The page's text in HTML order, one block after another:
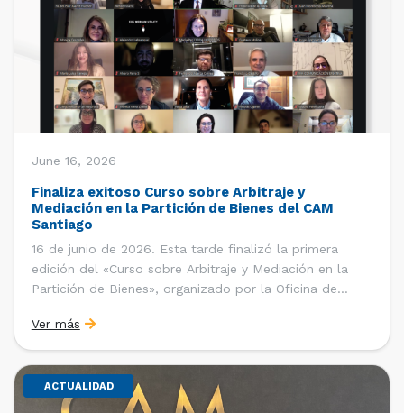
June 16, 2026
Finaliza exitoso Curso sobre Arbitraje y
Mediación en la Partición de Bienes del CAM
Santiago
16 de junio de 2026. Esta tarde finalizó la primera
edición del «Curso sobre Arbitraje y Mediación en la
Partición de Bienes», organizado por la Oficina de
Arbitraje y Mediación (CAM) de la Cámara de Comercio
de Santiago (CCS). El curso contó con […]
Ver más
ACTUALIDAD